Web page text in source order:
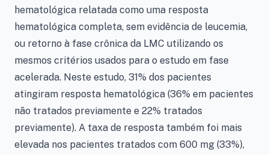
hematológica relatada como uma resposta
hematológica completa, sem evidência de leucemia,
ou retorno à fase crônica da LMC utilizando os
mesmos critérios usados para o estudo em fase
acelerada. Neste estudo, 31% dos pacientes
atingiram resposta hematológica (36% em pacientes
não tratados previamente e 22% tratados
previamente). A taxa de resposta também foi mais
elevada nos pacientes tratados com 600 mg (33%),